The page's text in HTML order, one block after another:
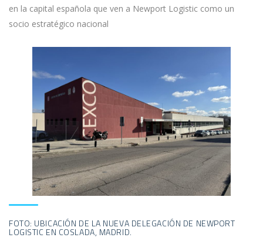
en la capital española que ven a Newport Logistic como un
socio estratégico nacional
FOTO: UBICACIÓN DE LA NUEVA DELEGACIÓN DE NEWPORT
LOGISTIC EN COSLADA, MADRID.